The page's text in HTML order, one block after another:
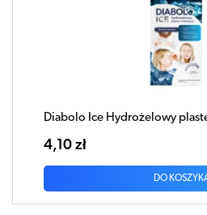
Diabolo Ice Hydrożelowy
4,10 zł
DO